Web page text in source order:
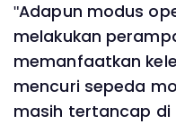
"Adapun modus
melakukan
memanfaatkan
mencuri sepeda
masih tertancap di